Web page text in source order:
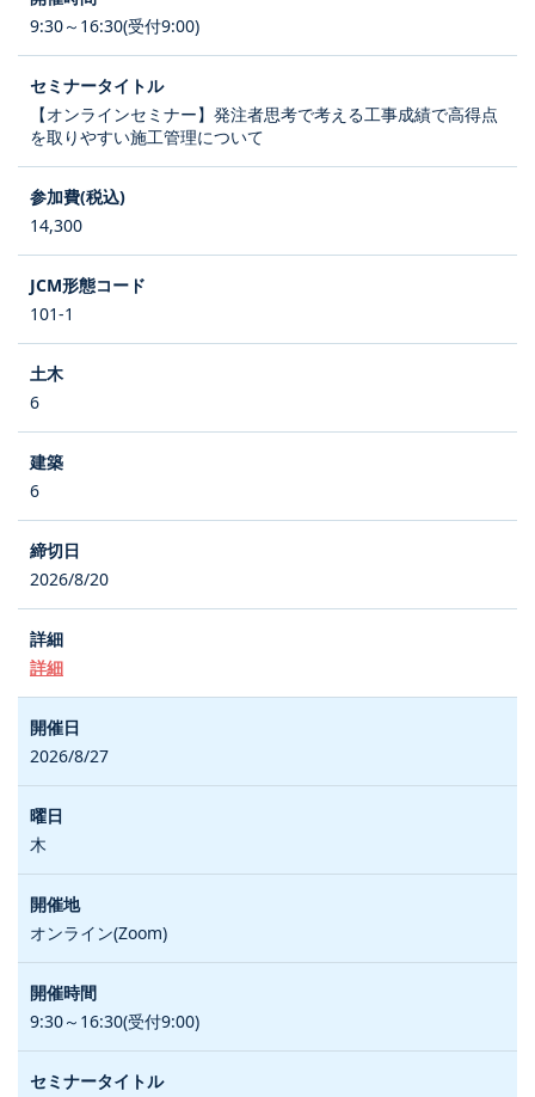
9:30～16:30(受付9:00)
【オンラインセミナー】発注者思考で考える工事成績で高得点
を取りやすい施工管理について
14,300
101-1
6
6
2026/8/20
詳細
2026/8/27
木
オンライン(Zoom)
9:30～16:30(受付9:00)